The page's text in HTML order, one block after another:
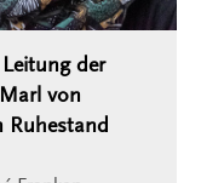
der
von
Ruhestand